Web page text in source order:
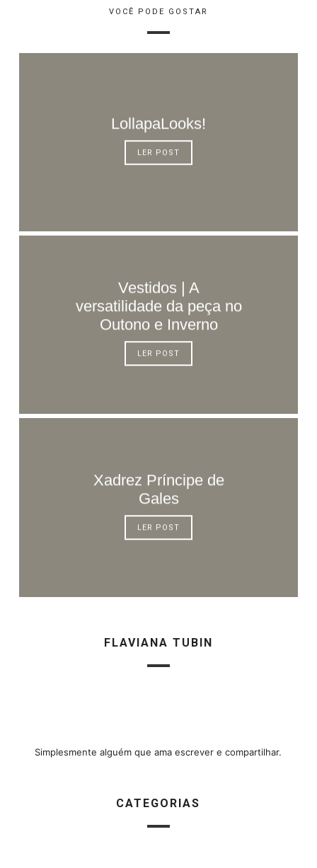
VOCÊ PODE GOSTAR
LollapaLooks!
LER POST
Vestidos | A
versatilidade da peça no
Outono e Inverno
LER POST
Xadrez Príncipe de
Gales
LER POST
FLAVIANA TUBIN
Simplesmente alguém que ama escrever e compartilhar.
CATEGORIAS